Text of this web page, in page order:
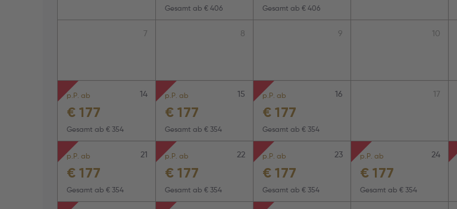
Gesamt ab € 406 Gesamt ab € 406
7 8 9 10
14
p.P. ab
€ 177
Gesamt ab € 354
15
p.P. ab
€ 177
Gesamt ab € 354
16
p.P. ab
€ 177
Gesamt ab € 354
17
21
p.P. ab
€ 177
Gesamt ab € 354
22
p.P. ab
€ 177
Gesamt ab € 354
23
p.P. ab
€ 177
Gesamt ab € 354
24
p.P. ab
€ 177
Gesamt ab € 354